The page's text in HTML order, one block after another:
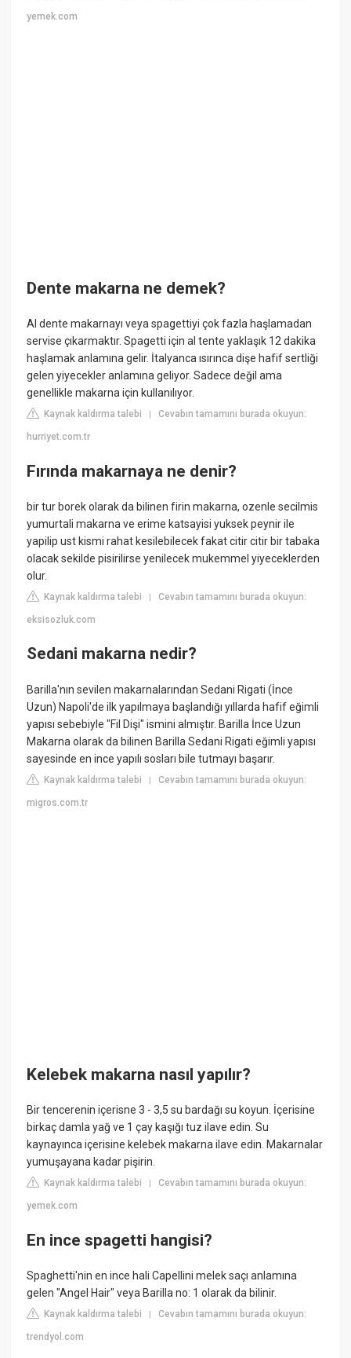
yemek.com
Dente makarna ne demek?
Al dente makarnayı veya spagettiyi çok fazla haşlamadan
servise çıkarmaktır. Spagetti için al tente yaklaşık 12 dakika
haşlamak anlamına gelir. İtalyanca ısırınca dişe hafif sertliği
gelen yiyecekler anlamına geliyor. Sadece değil ama
genellikle makarna için kullanılıyor.
Kaynak kaldırma talebi |Cevabın tamamını burada okuyun:
hurriyet.com.tr
Fırında makarnaya ne denir?
bir tur borek olarak da bilinen firin makarna, ozenle secilmis
yumurtali makarna ve erime katsayisi yuksek peynir ile
yapilip ust kismi rahat kesilebilecek fakat citir citir bir tabaka
olacak sekilde pisirilirse yenilecek mukemmel yiyeceklerden
olur.
Kaynak kaldırma talebi |Cevabın tamamını burada okuyun:
eksisozluk.com
Sedani makarna nedir?
Barilla'nın sevilen makarnalarından Sedani Rigati (İnce
Uzun) Napoli'de ilk yapılmaya başlandığı yıllarda hafif eğimli
yapısı sebebiyle "Fil Dişi" ismini almıştır. Barilla İnce Uzun
Makarna olarak da bilinen Barilla Sedani Rigati eğimli yapısı
sayesinde en ince yapılı sosları bile tutmayı başarır.
Kaynak kaldırma talebi |Cevabın tamamını burada okuyun:
migros.com.tr
Kelebek makarna nasıl yapılır?
Bir tencerenin içerisne 3 - 3,5 su bardağı su koyun. İçerisine
birkaç damla yağ ve 1 çay kaşığı tuz ilave edin. Su
kaynayınca içerisine kelebek makarna ilave edin. Makarnalar
yumuşayana kadar pişirin.
Kaynak kaldırma talebi |Cevabın tamamını burada okuyun:
yemek.com
En ince spagetti hangisi?
Spaghetti'nin en ince hali Capellini melek saçı anlamına
gelen "Angel Hair" veya Barilla no: 1 olarak da bilinir.
Kaynak kaldırma talebi |Cevabın tamamını burada okuyun:
trendyol.com